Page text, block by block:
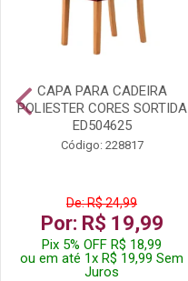
CAPA PARA CADEIRA
POLIESTER CORES SORTIDA
ED504625
Código: 228817
De: R$ 24,99
Por: R$ 19,99
Pix 5% OFF R$ 18,99
ou em até 1x R$ 19,99 Sem
Juros